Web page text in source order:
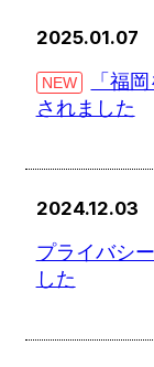
2025.01.07
NEW
「福
されました
2024.12.03
プライバシ
した